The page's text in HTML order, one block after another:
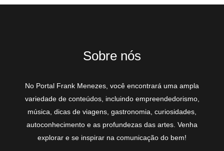
Sobre nós
No Portal Frank Menezes, você encontrará uma ampla
variedade de conteúdos, incluindo empreendedorismo,
música, dicas de viagens, gastronomia, curiosidades,
autoconhecimento e as profundezas das artes. Venha
explorar e se inspirar na comunicação do bem!